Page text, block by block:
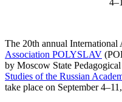
The 20th annual International
Association POLYSLAV
by Moscow State
Studies of the Russian
take place on September